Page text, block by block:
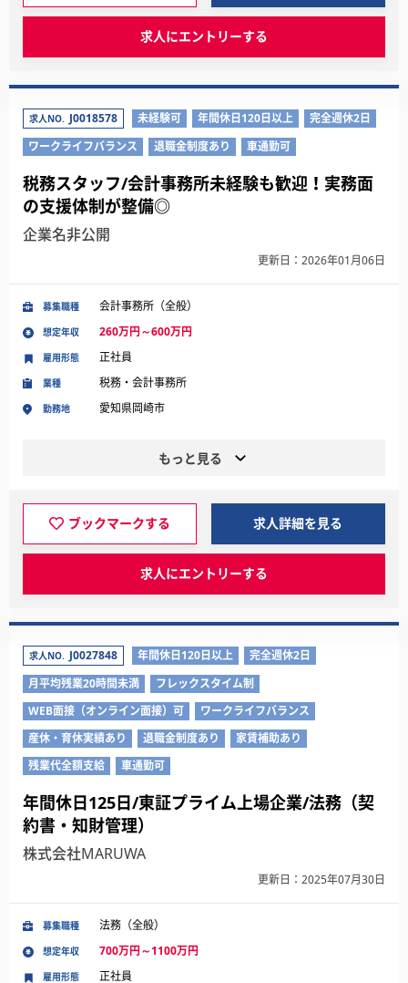
求人にエントリーする
求人NO. J0018578 未経験可 年間休日120日以上
完全週休2日
ワークライフバランス
退職金制度あり 車通勤可
税務スタッフ/会計事務所未経験も歓迎！実務面
の支援体制が整備◎
企業名非公開
更新日：2026年01月06日
募集職種 会計事務所（全般）
想定年収 260万円～600万円
業種 税務・会計事務所
勤務地 愛知県岡崎市
雇用形態 正社員
もっと見る
ブックマークする 求人詳細を見る
求人にエントリーする
求人NO. J0027848 年間休日120日以上
完全週休2日
月平均残業20時間未満
フレックスタイム制
WEB面接（オンライン面接）可
ワークライフバランス
産休・育休実績あり
退職金制度あり
家賃補助あり
残業代全額支給
車通勤可
年間休日125日/東証プライム上場企業/法務（契
約書・知財管理）
株式会社MARUWA
更新日：2025年07月30日
募集職種 法務（全般）
想定年収 700万円～1100万円
雇用形態 正社員